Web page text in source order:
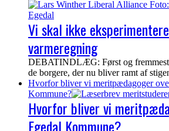
Vi skal ikke
varmeregning
DEBATINDLÆG: Først og fremmest
de borgere, der nu bliver ramt af
Hvorfor bliver vi meritpædagoger
Kommune?
Hvorfor bliver vi
Egedal Kommune?